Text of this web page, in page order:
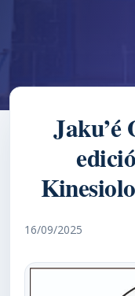
Jaku’é
16/09/2025